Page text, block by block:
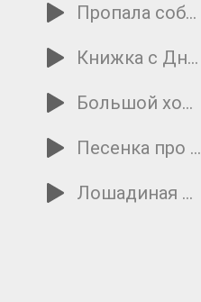
Пропала собака
Книжка с Днем рождения
Большой хоровод
Песенка про 'хорошо'
Лошадиная песня